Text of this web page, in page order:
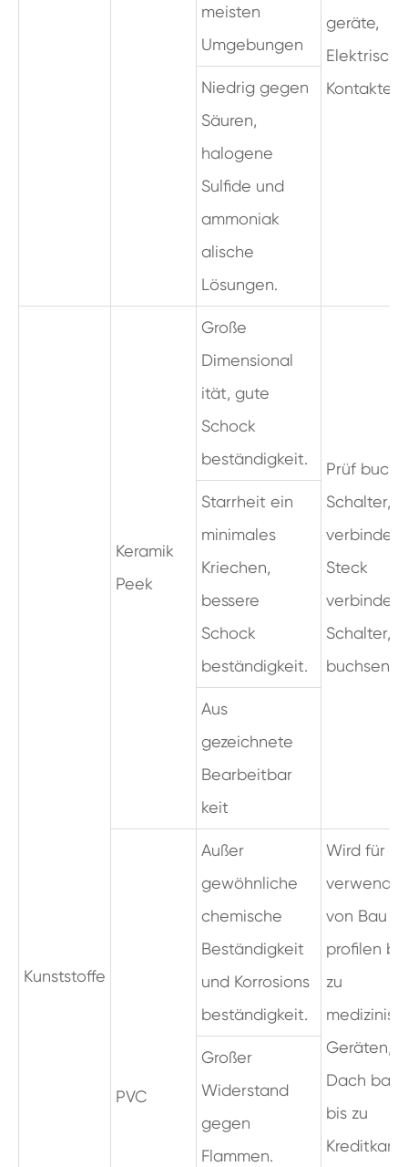
geräte,
Elektrische
Kontakte,
meisten
Umgebungen
Niedrig gegen
Säuren,
halogene
Sulfide und
ammoniak
alische
Lösungen.
Kunststoffe
Keramik
Peek
Große
Dimensional
ität, gute
Schock
beständigkeit.
Prüf
Schalter,
verbinder
Steck
verbinder,
Schalter,
buchsen
Starrheit ein
minimales
Kriechen,
bessere
Schock
beständigkeit.
Aus
gezeichnete
Bearbeitbar
keit
PVC
Außer
gewöhnliche
chemische
Beständigkeit
und Korrosions
beständigkeit.
Wird für
von Bau
profilen
zu
Geräten,
Dach
bis zu
Großer
Widerstand
gegen
Flammen.